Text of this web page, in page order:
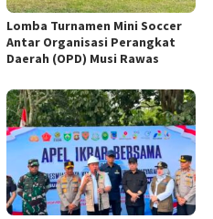
Lomba Turnamen Mini Soccer
Antar Organisasi Perangkat
Daerah (OPD) Musi Rawas